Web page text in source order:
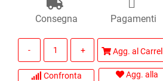
Consegna Pagamenti
Agg. al
Confronta
Agg. alla